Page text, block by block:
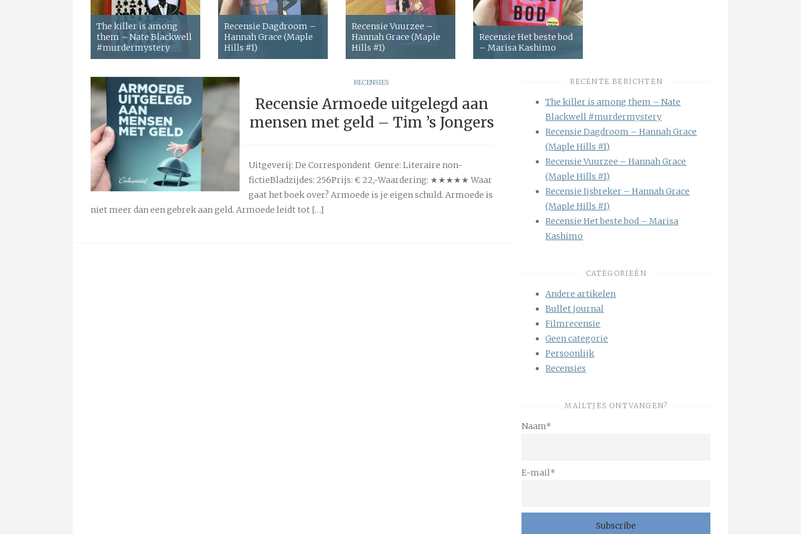
The killer is among
them – Nate Blackwell
#murdermystery
Recensie Dagdroom –
Hannah Grace (Maple
Hills #1)
Recensie Vuurzee –
Hannah Grace (Maple
Hills #1)
Recensie Het beste bod
– Marisa Kashimo
RECENSIES
Recensie Armoede uitgelegd aan
mensen met geld – Tim ’s Jongers
Uitgeverij: De Correspondent Genre: Literaire non-
fictieBladzijdes: 256Prijs: € 22,-Waardering: ★★★★★ Waar
gaat het boek over? Armoede is je eigen schuld. Armoede is
niet meer dan een gebrek aan geld. Armoede leidt tot […]
RECENTE BERICHTEN
The killer is among them – Nate
Blackwell #murdermystery
Recensie Dagdroom – Hannah Grace
(Maple Hills #1)
Recensie Vuurzee – Hannah Grace
(Maple Hills #1)
Recensie Ijsbreker – Hannah Grace
(Maple Hills #1)
Recensie Het beste bod – Marisa
Kashimo
CATEGORIEËN
Andere artikelen
Bullet journal
Filmrecensie
Geen categorie
Persoonlijk
Recensies
MAILTJES ONTVANGEN?
Naam*
E-mail*